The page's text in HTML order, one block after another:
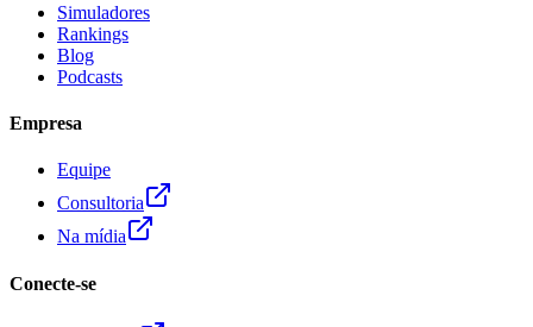
Simuladores
Rankings
Blog
Podcasts
Empresa
Equipe
Consultoria
Na mídia
Conecte-se